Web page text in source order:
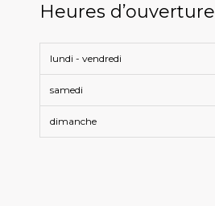
Heures d’ouverture
lundi - vendredi
samedi
dimanche